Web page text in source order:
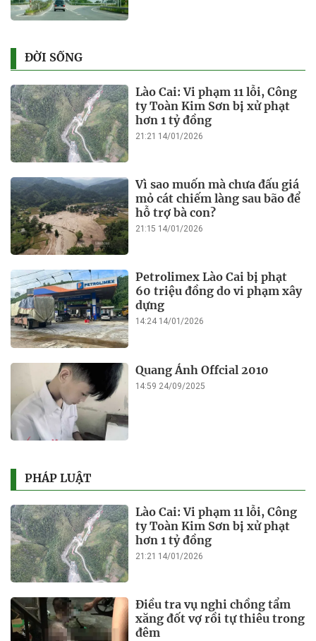
ĐỜI SỐNG
Lào Cai: Vi phạm 11 lỗi, Công
ty Toàn Kim Sơn bị xử phạt
hơn 1 tỷ đồng
21:21 14/01/2026
Vì sao muốn mà chưa đấu giá
mỏ cát chiếm làng sau bão để
hỗ trợ bà con?
21:15 14/01/2026
Petrolimex Lào Cai bị phạt
60 triệu đồng do vi phạm xây
dựng
14:24 14/01/2026
Quang Ánh Offcial 2010
14:59 24/09/2025
PHÁP LUẬT
Lào Cai: Vi phạm 11 lỗi, Công
ty Toàn Kim Sơn bị xử phạt
hơn 1 tỷ đồng
21:21 14/01/2026
Điều tra vụ nghi chồng tẩm
xăng đốt vợ rồi tự thiêu trong
đêm